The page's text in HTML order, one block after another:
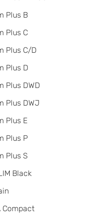
Plus B
Plus C
Plus C/D
Plus D
Plus DWD
Plus DWJ
Plus E
Plus P
Plus S
Black
Compact